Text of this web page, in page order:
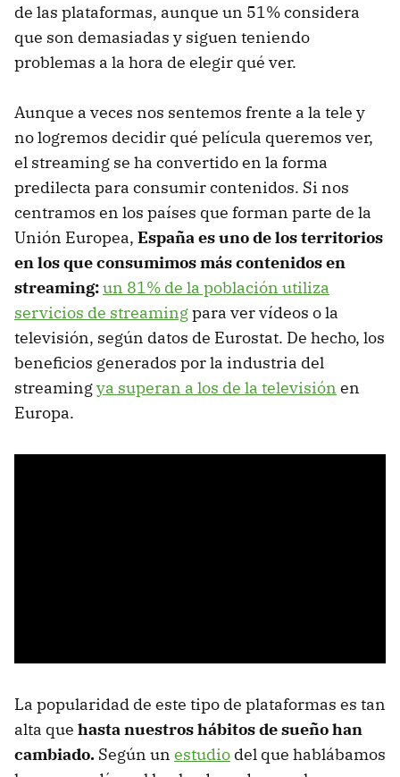
de las plataformas, aunque un 51% considera
que son demasiadas y siguen teniendo
problemas a la hora de elegir qué ver.
Aunque a veces nos sentemos frente a la tele y
no logremos decidir qué película queremos ver,
el streaming se ha convertido en la forma
predilecta para consumir contenidos. Si nos
centramos en los países que forman parte de la
Unión Europea, España es uno de los territorios
en los que consumimos más contenidos en
streaming:un 81% de la población utiliza
servicios de streamingpara ver vídeos o la
televisión, según datos de Eurostat. De hecho, los
beneficios generados por la industria del
streamingya superan a los de la televisión en
Europa.
La popularidad de este tipo de plataformas es tan
alta que hasta nuestros hábitos de sueño han
cambiado. Según un estudio del que hablábamos